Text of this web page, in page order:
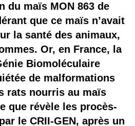
du maïs MON 863 de
que ce maïs n’avait
la santé des animaux,
Or, en France, la
Biomoléculaire
de malformations
rats nourris au maïs
que révèle les procès-
le CRII-GEN, après un